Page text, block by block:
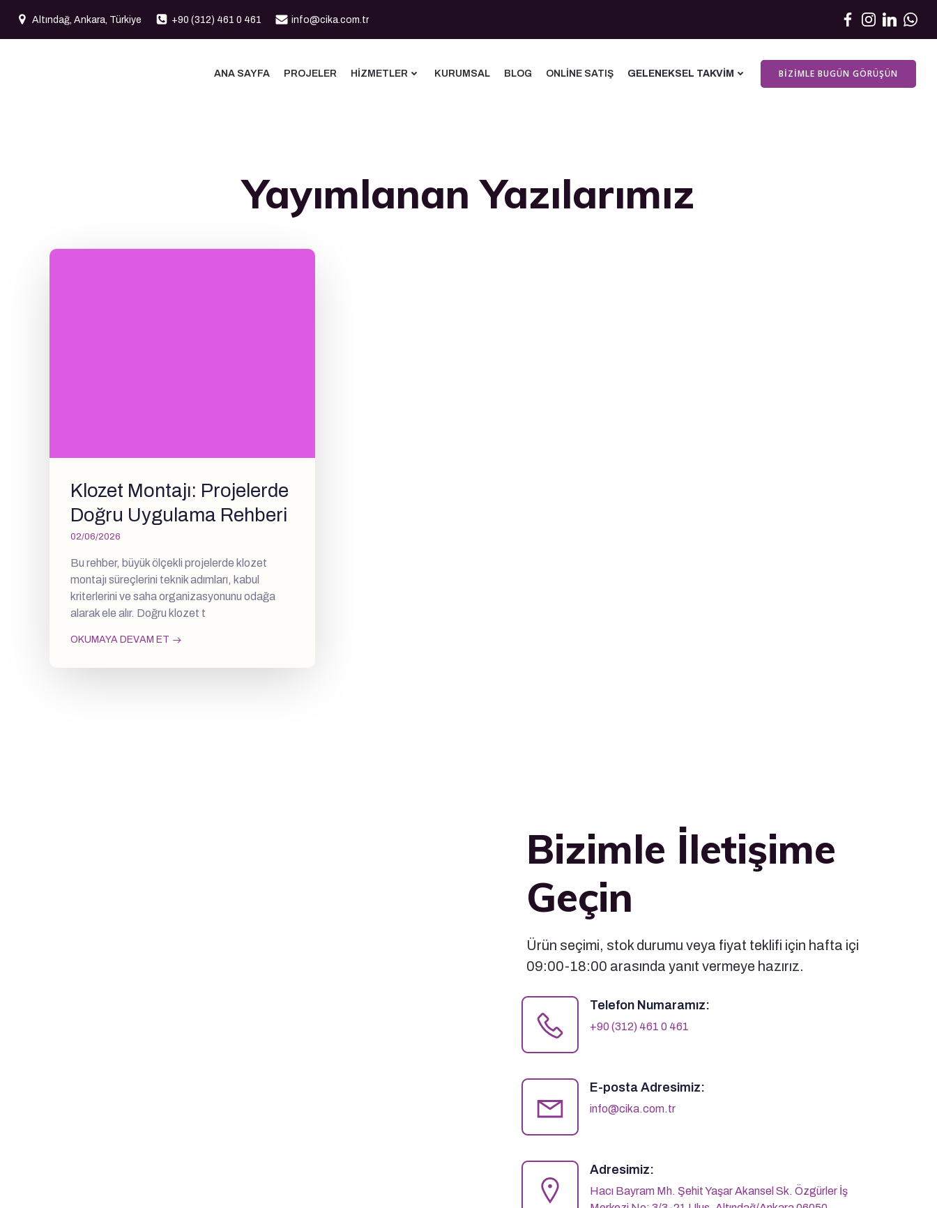
Altındağ, Ankara, Türkiye +90 (312) 461 0 461 info@cika.com.tr
ANA SAYFA PROJELER HIZMETLER KURUMSAL BLOG ONLINE SATIŞ GELENEKSEL TAKVIM BIZIMLE BUGÜN GÖRÜŞÜN
Yayımlanan Yazılarımız
Klozet Montajı: Projelerde
Doğru Uygulama Rehberi
02/06/2026
Bu rehber, büyük ölçekli projelerde klozet
montajı süreçlerini teknik adımları, kabul
kriterlerini ve saha organizasyonunu odağa
alarak ele alır. Doğru klozet t
OKUMAYA DEVAM ET
Bizimle İletişime
Geçin
Ürün seçimi, stok durumu veya fiyat teklifi için hafta içi
09:00-18:00 arasında yanıt vermeye hazırız.
Telefon Numaramız:
+90 (312) 461 0 461
E-posta Adresimiz:
info@cika.com.tr
Adresimiz:
Hacı Bayram Mh. Şehit Yaşar Akansel Sk. Özgürler İş